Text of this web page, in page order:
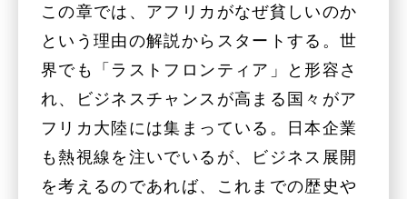
この章では、アフリカがなぜ貧しいのか
という理由の解説からスタートする。世
界でも「ラストフロンティア」と形容さ
れ、ビジネスチャンスが高まる国々がア
フリカ大陸には集まっている。日本企業
も熱視線を注いでいるが、ビジネス展開
を考えるのであれば、これまでの歴史や